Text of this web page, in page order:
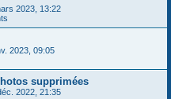
2023, 13:22
2023, 09:05
supprimées
2022, 21:35